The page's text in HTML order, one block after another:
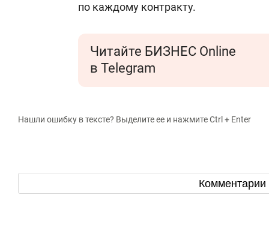
по каждому контракту.
Читайте БИЗНЕС Online
в Telegram
Нашли ошибку в тексте? Выделите ее и нажмите Ctrl + Enter
Комментарии